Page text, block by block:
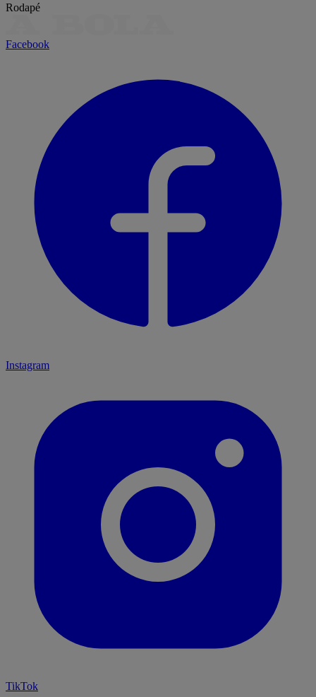
Rodapé
Facebook
Instagram
TikTok